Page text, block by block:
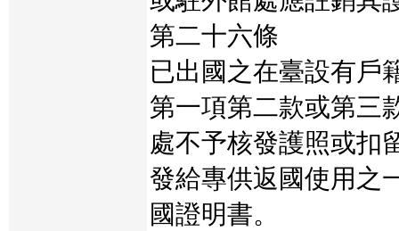
第二十六條
已出國之在臺設有戶
第一項第二款或第三
處不予核發護照或扣
發給專供返國使用之
國證明書。